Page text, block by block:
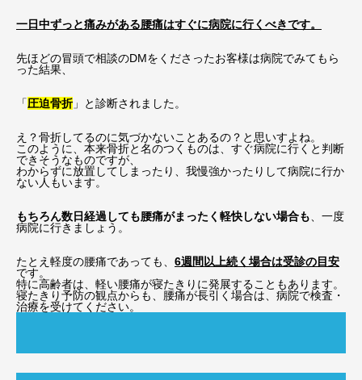
一日中ずっと痛みがある腰痛はすぐに病院に行くべきです。
先ほどの冒頭で相談のDMをくださったお客様は病院でみてもら
った結果、
「圧迫骨折 」と診断されました。
え？骨折してるのに気づかないことあるの？と思いすよね。
このように、本来骨折と名のつくものは、すぐ病院に行くと判断
できそうなものですが、
わからずに放置してしまったり、我慢強かったりして病院に行か
ない人もいます。
もちろん数日経過しても腰痛がまったく軽快しない場合も 、一度
病院に行きましょう。
たとえ軽度の腰痛であっても、 6週間以上続く場合は受診の目安
です。
特に高齢者は、軽い腰痛が寝たきりに発展することもあります。
寝たきり予防の観点からも、腰痛が長引く場合は、病院で検査・
治療を受けてください。